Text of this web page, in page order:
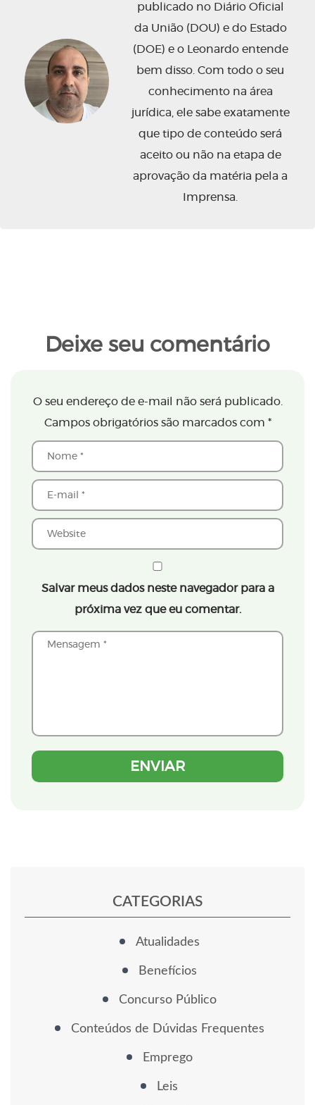
publicado no Diário Oficial
da União (DOU) e do Estado
(DOE) e o Leonardo entende
bem disso. Com todo o seu
conhecimento na área
jurídica, ele sabe exatamente
que tipo de conteúdo será
aceito ou não na etapa de
aprovação da matéria pela a
Imprensa.
Deixe seu comentário
O seu endereço de e-mail não será publicado.
Campos obrigatórios são marcados com *
Salvar meus dados neste navegador para a
próxima vez que eu comentar.
CATEGORIAS
Atualidades
Benefícios
Concurso Público
Conteúdos de Dúvidas Frequentes
Emprego
Leis